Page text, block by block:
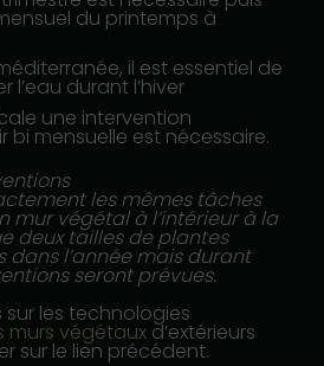
du printemps à
il est essentiel de
l’eau durant l’hiver
une intervention
bi mensuelle est nécessaire.
les mêmes tâches
mur végétal à l’intérieur à la
deux tailles de plantes
dans l’année mais durant
seront prévues.
sur les technologies
murs végétaux d’extérieurs
sur le lien précédent.